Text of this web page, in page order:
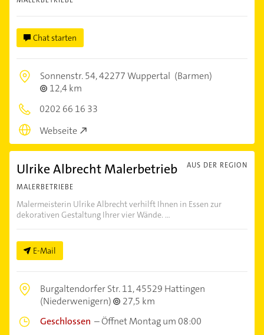
Chat starten
Sonnenstr. 54,42277 Wuppertal (Barmen)
12,4 km
0202 66 16 33
Webseite
AUS DER REGION
Ulrike Albrecht Malerbetrieb
MALERBETRIEBE
Malermeisterin Ulrike Albrecht verhilft Ihnen in Essen zur
dekorativen Gestaltung Ihrer vier Wände. ...
E-Mail
Burgaltendorfer Str. 11,45529 Hattingen
(Niederwenigern)
27,5 km
Geschlossen –Öffnet Montag um 08:00